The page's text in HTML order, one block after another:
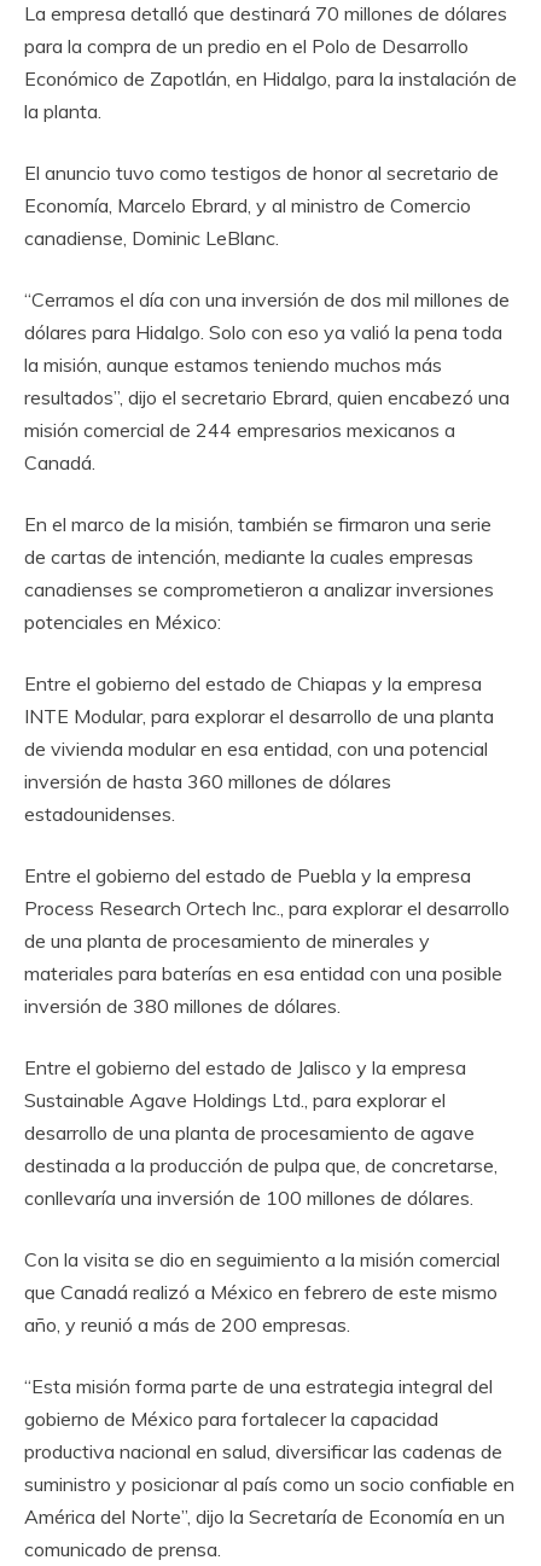
La empresa detalló que destinará 70 millones de dólares
para la compra de un predio en el Polo de Desarrollo
Económico de Zapotlán, en Hidalgo, para la instalación de
la planta.
El anuncio tuvo como testigos de honor al secretario de
Economía, Marcelo Ebrard, y al ministro de Comercio
canadiense, Dominic LeBlanc.
“Cerramos el día con una inversión de dos mil millones de
dólares para Hidalgo. Solo con eso ya valió la pena toda
la misión, aunque estamos teniendo muchos más
resultados”, dijo el secretario Ebrard, quien encabezó una
misión comercial de 244 empresarios mexicanos a
Canadá.
En el marco de la misión, también se firmaron una serie
de cartas de intención, mediante la cuales empresas
canadienses se comprometieron a analizar inversiones
potenciales en México:
Entre el gobierno del estado de Chiapas y la empresa
INTE Modular, para explorar el desarrollo de una planta
de vivienda modular en esa entidad, con una potencial
inversión de hasta 360 millones de dólares
estadounidenses.
Entre el gobierno del estado de Puebla y la empresa
Process Research Ortech Inc., para explorar el desarrollo
de una planta de procesamiento de minerales y
materiales para baterías en esa entidad con una posible
inversión de 380 millones de dólares.
Entre el gobierno del estado de Jalisco y la empresa
Sustainable Agave Holdings Ltd., para explorar el
desarrollo de una planta de procesamiento de agave
destinada a la producción de pulpa que, de concretarse,
conllevaría una inversión de 100 millones de dólares.
Con la visita se dio en seguimiento a la misión comercial
que Canadá realizó a México en febrero de este mismo
año, y reunió a más de 200 empresas.
“Esta misión forma parte de una estrategia integral del
gobierno de México para fortalecer la capacidad
productiva nacional en salud, diversificar las cadenas de
suministro y posicionar al país como un socio confiable en
América del Norte”, dijo la Secretaría de Economía en un
comunicado de prensa.